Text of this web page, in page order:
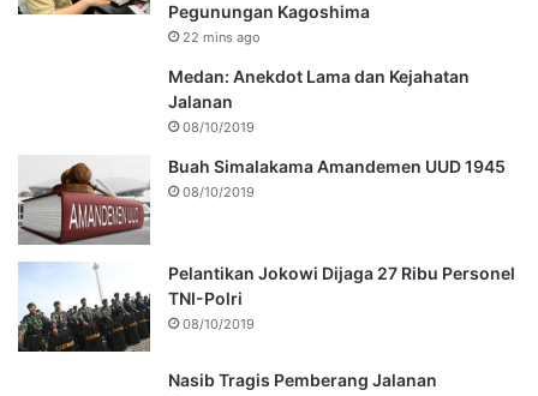
Pegunungan Kagoshima
22 mins ago
Medan: Anekdot Lama dan Kejahatan
Jalanan
08/10/2019
Buah Simalakama Amandemen UUD 1945
08/10/2019
Pelantikan Jokowi Dijaga 27 Ribu Personel
TNI-Polri
08/10/2019
Nasib Tragis Pemberang Jalanan